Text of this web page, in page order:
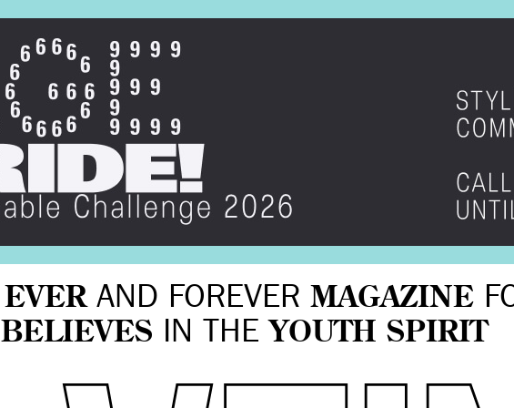
EVERAND FOREVER MAGAZINE
BELIEVES IN THE YOUTH SPIRIT